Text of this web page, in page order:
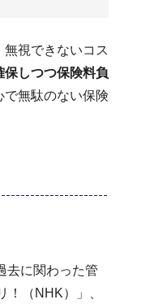
視できないコス
保しつつ保険料負
無駄のない保険
去に関わった管
（NHK）」、